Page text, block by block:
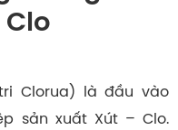
Clorua) là đầu vào
sản xuất Xút – Clo.